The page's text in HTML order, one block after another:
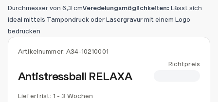
Artikelnummer:A34-10210001
Antistressball RELAXA
Richtpreis
Lieferfrist: 1 - 3 Wochen
Durchmesser von 6,3 cmVeredelungsmöglichkeiten: Lässt sich
ideal mittels Tampondruck oder Lasergravur mit einem Logo
bedrucken